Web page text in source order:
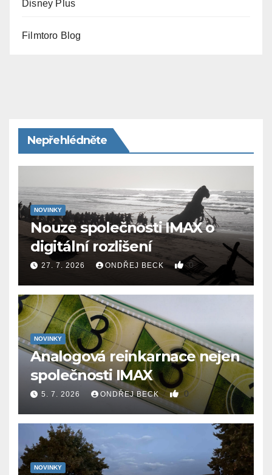
Disney Plus
Filmtoro Blog
Nepřehlédněte
NOVINKY
Nouze společnosti IMAX o
digitální rozlišení
27. 7. 2026 ONDŘEJ BECK 0
NOVINKY
Analogová reinkarnace nejen
společnosti IMAX
5. 7. 2026 ONDŘEJ BECK 0
NOVINKY